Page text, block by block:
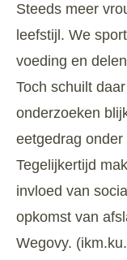
Steeds meer
leefstijl. We
voeding en
Toch schuilt
onderzoeken
eetgedrag
Tegelijkertijd
invloed van
opkomst van
Wegovy. (